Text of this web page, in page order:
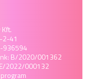
2-41
936594
B/2020/001362
2022/000132